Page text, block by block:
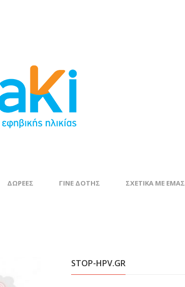
ΔΩΡΕΕΣ ΓΙΝΕ ΔΟΤΗΣ ΣΧΕΤΙΚΑ ΜΕ ΕΜΑΣ
STOP-HPV.GR